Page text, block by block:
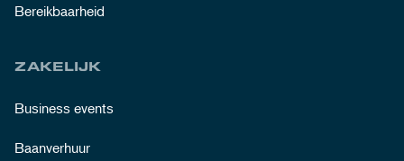
Bereikbaarheid
ZAKELIJK
Business events
Baanverhuur